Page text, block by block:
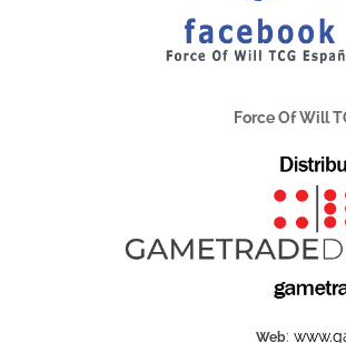
Force Of Will
Web: